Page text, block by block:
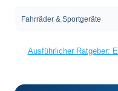
Fahrräder & Sportgeräte
Ausführlicher Ratgeber: